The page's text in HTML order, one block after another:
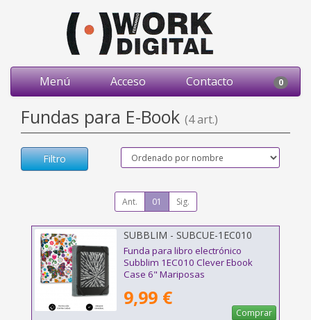
Menú Acceso Contacto 0
Fundas para E-Book (4 art.)
Filtro
Ant. 01 Sig.
SUBBLIM - SUBCUE-1EC010
Funda para libro electrónico
Subblim 1EC010 Clever Ebook
Case 6" Mariposas
9,99 €
Comprar